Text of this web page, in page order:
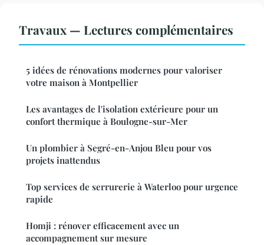
Travaux — Lectures complémentaires
5 idées de rénovations modernes pour valoriser
votre maison à Montpellier
Les avantages de l'isolation extérieure pour un
confort thermique à Boulogne-sur-Mer
Un plombier à Segré-en-Anjou Bleu pour vos
projets inattendus
Top services de serrurerie à Waterloo pour urgence
rapide
Homji : rénover efficacement avec un
accompagnement sur mesure